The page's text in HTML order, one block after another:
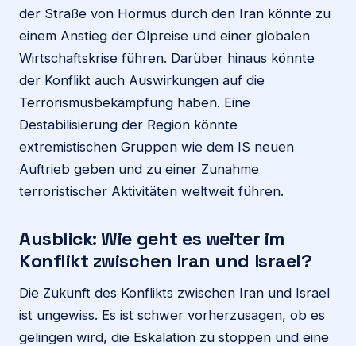
der Straße von Hormus durch den Iran könnte zu
einem Anstieg der Ölpreise und einer globalen
Wirtschaftskrise führen. Darüber hinaus könnte
der Konflikt auch Auswirkungen auf die
Terrorismusbekämpfung haben. Eine
Destabilisierung der Region könnte
extremistischen Gruppen wie dem IS neuen
Auftrieb geben und zu einer Zunahme
terroristischer Aktivitäten weltweit führen.
Ausblick: Wie geht es weiter im
Konflikt zwischen Iran und Israel?
Die Zukunft des Konflikts zwischen Iran und Israel
ist ungewiss. Es ist schwer vorherzusagen, ob es
gelingen wird, die Eskalation zu stoppen und eine